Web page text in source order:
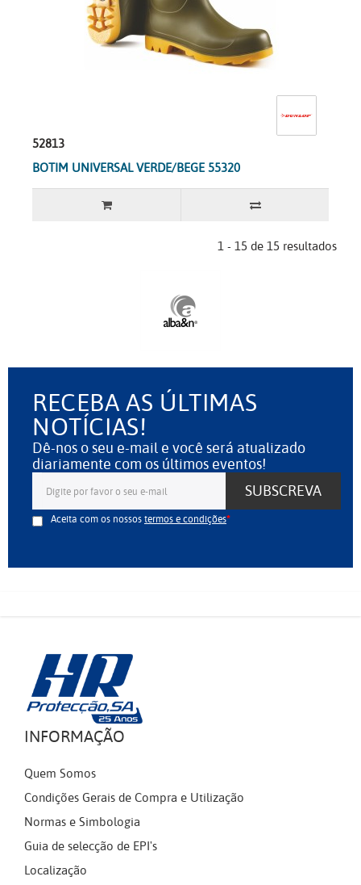
52813
BOTIM UNIVERSAL VERDE/BEGE 55320
1 - 15 de 15 resultados
RECEBA AS ÚLTIMAS
NOTÍCIAS!
Dê-nos o seu e-mail e você será atualizado
diariamente com os últimos eventos!
SUBSCREVA
Aceita com os nossostermos e condições
INFORMAÇÃO
Quem Somos
Condições Gerais de Compra e Utilização
Normas e Simbologia
Guia de selecção de EPI's
Localização